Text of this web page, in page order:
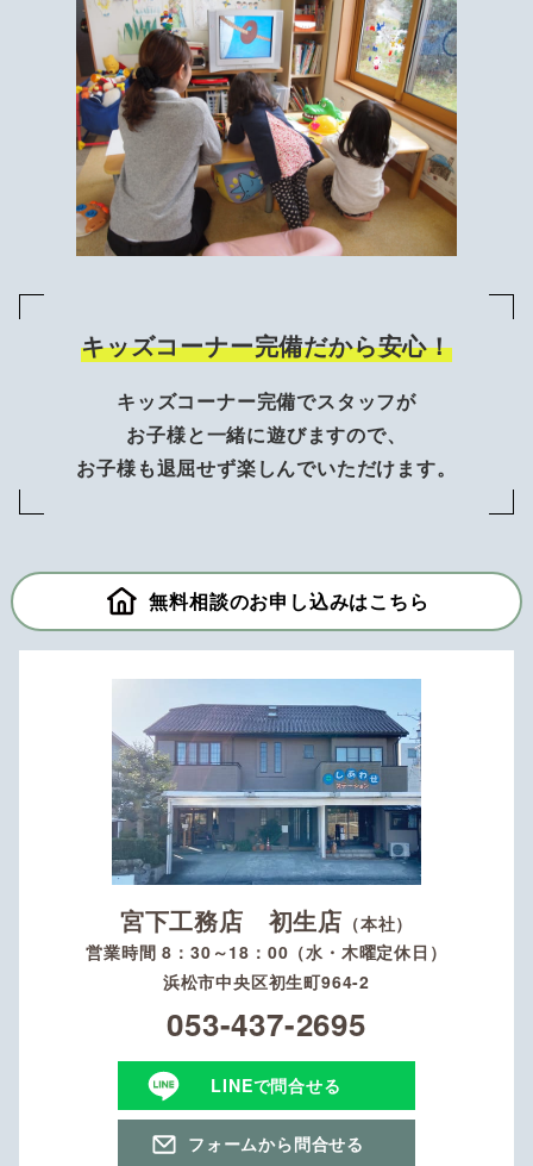
キッズコーナー完備だから安心！
キッズコーナー完備でスタッフが
お子様と一緒に遊びますので、
お子様も退屈せず楽しんでいただけます。
無料相談のお申し込みはこちら
宮下工務店 初生店 （本社）
営業時間 8：30～18：00（水・木曜定休日）
浜松市中央区初生町964-2
053-437-2695
LINEで問合せる
フォームから問合せる